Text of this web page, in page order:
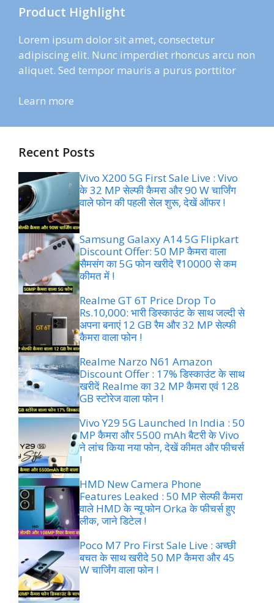
Product Highlight
Lorem ipsum dolor sit amet, consectetur
adipiscing elit. Nunc imperdiet rhoncus arcu non
aliquet. Sed tempor mauris a purus porttitor
Learn more
Recent Posts
Vivo X200 5G First Sale Live : Vivo
के 32 MP सेल्फी कैमरा और 90 W चार्जिंग
वाले फोन की पहली सेल शुरू, देखें ऑफर !
Samsung Galaxy A14 5G Flipkart
Discount Offer: 50 MP कैमरा वाला
सैमसंग का 5G फोन खरीदे ₹10000 से कम
कीमत में !
Realme GT 6T Price Drop To
Rs.10,000: भारी डिस्काउंट के साथ जल्दी से
अपना बनाएं 12 GB रैम और 32 MP सेल्फी
कैमरा वाला फोन !
Realme Narzo N61 Amazon
Discount Offer : 17% डिस्काउंट के साथ
खरीदें Realme का 32 MP कैमरा एवं 128
GB स्टोरेज वाला फोन !
Vivo Y29 5G Launched In India : 50
MP कैमरा और 5500 mAh बैटरी के Vivo
ने लांच किया नया फोन, देखें कीमत और फीचर्स
!
HMD New Camera Phone
Features Leaked : 50 MP सेल्फी कैमरा
वाले HMD के न्यू फोन Orka के फीचर्स हुए
लीक, जाने डिटेल !
Poco M7 Pro First Sale Live : अच्छी
बचत के साथ खरीदे 50 MP कैमरा और 45
W चार्जिंग वाला फोन !